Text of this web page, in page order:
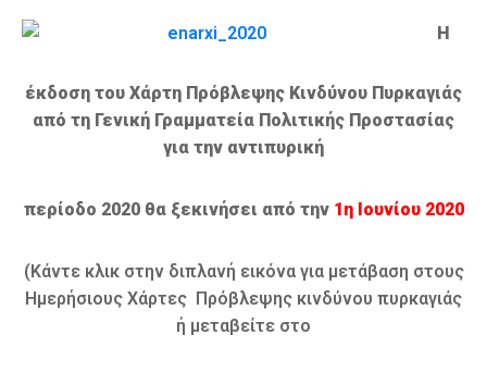
Η
έκδοση του Χάρτη Πρόβλεψης Κινδύνου Πυρκαγιάς
από τη Γενική Γραμματεία Πολιτικής Προστασίας
για την αντιπυρική
περίοδο 2020 θα ξεκινήσει από την 1η Ιουνίου 2020
(Κάντε κλικ στην διπλανή εικόνα για μετάβαση στους
Ημερήσιους Χάρτες Πρόβλεψης κινδύνου πυρκαγιάς
ή μεταβείτε στο